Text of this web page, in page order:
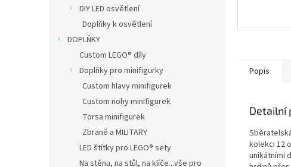
DIY LED osvětlení
Doplňky k osvětlení
DOPLŇKY
Custom LEGO® díly
Doplňky pro minifigurky
Custom hlavy minifigurek
Custom nohy minifigurek
Torsa minifigurek
Zbraně a MILITARY
LED štítky pro LEGO® sety
Na stěnu, na stůl, na klíče...vše pro
Popis
Detailní
kolekci 12
unikátními